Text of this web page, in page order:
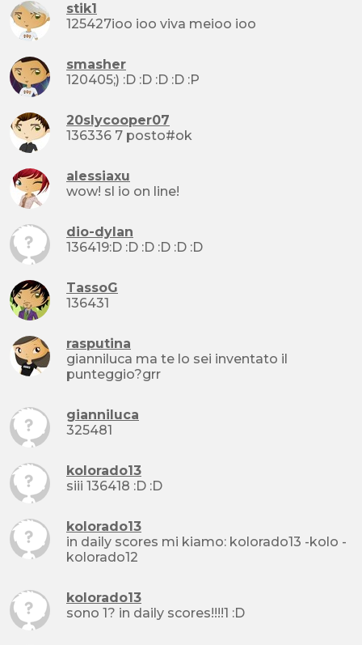
stik1
125427ioo ioo viva meioo ioo
smasher
120405;) :D :D :D :D :P
20slycooper07
136336 7 posto#ok
alessiaxu
wow! sl io on line!
dio-dylan
136419:D :D :D :D :D :D
TassoG
136431
rasputina
gianniluca ma te lo sei inventato il
punteggio?grr
gianniluca
325481
kolorado13
siii 136418 :D :D
kolorado13
in daily scores mi kiamo: kolorado13 -kolo -
kolorado12
kolorado13
sono 1? in daily scores!!!!1 :D